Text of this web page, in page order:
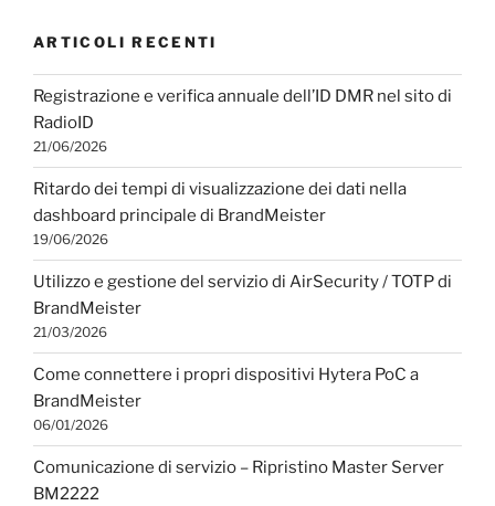
ARTICOLI RECENTI
Registrazione e verifica annuale dell’ID DMR nel sito di
RadioID
21/06/2026
Ritardo dei tempi di visualizzazione dei dati nella
dashboard principale di BrandMeister
19/06/2026
Utilizzo e gestione del servizio di AirSecurity / TOTP di
BrandMeister
21/03/2026
Come connettere i propri dispositivi Hytera PoC a
BrandMeister
06/01/2026
Comunicazione di servizio – Ripristino Master Server
BM2222